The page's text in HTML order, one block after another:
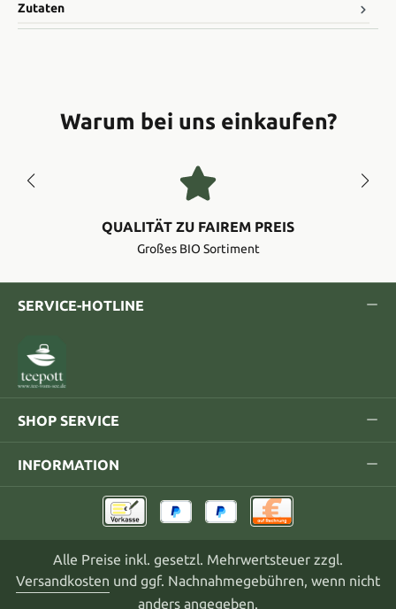
Zutaten
Warum bei uns einkaufen?
QUALITÄT ZU FAIREM PREIS
Großes BIO Sortiment
SERVICE-HOTLINE
SHOP SERVICE
INFORMATION
Alle Preise inkl. gesetzl. Mehrwertsteuer zzgl.
Versandkosten und ggf. Nachnahmegebühren, wenn nicht
anders angegeben.